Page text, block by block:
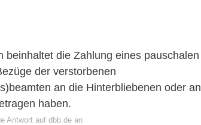
die Zahlung eines pauschalen
der verstorbenen
an die Hinterbliebenen oder an
haben.
Antwort auf dbb.de an